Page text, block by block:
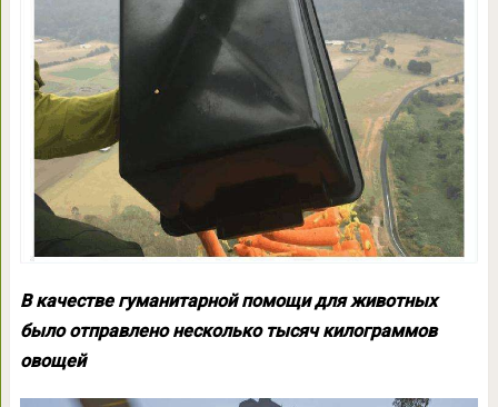
В качестве гуманитарной помощи для животных
было отправлено несколько тысяч килограммов
овощей